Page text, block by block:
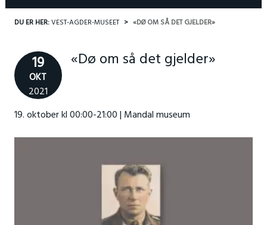
DU ER HER:VEST-AGDER-MUSEET «DØ OM SÅ DET GJELDER»
19
OKT
2021
«Dø om så det gjelder»
19. oktober kl 00:00-21:00 | Mandal museum